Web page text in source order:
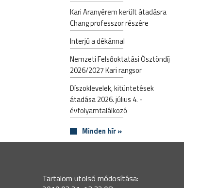
Kari Aranyérem került átadásra
Chang professzor részére
Interjú a dékánnal
Nemzeti Felsőoktatási Ösztöndíj
2026/2027 Kari rangsor
Díszoklevelek, kitüntetések
átadása 2026. július 4. -
évfolyamtalálkozó
Minden hír »
Tartalom utolsó módosítása: